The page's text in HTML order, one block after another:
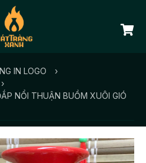
IN LOGO
›
›
NỔI THUẬN BUỒM XUÔI GIÓ